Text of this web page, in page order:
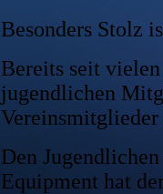
Besonders Stolz
Bereits seit
jugendlichen
Vereinsmitglieder
Den
Equipment hat